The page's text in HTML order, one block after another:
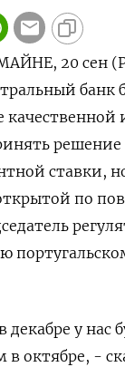
20 сен
банк
ставки,
по
декабре у нас
октябре, -